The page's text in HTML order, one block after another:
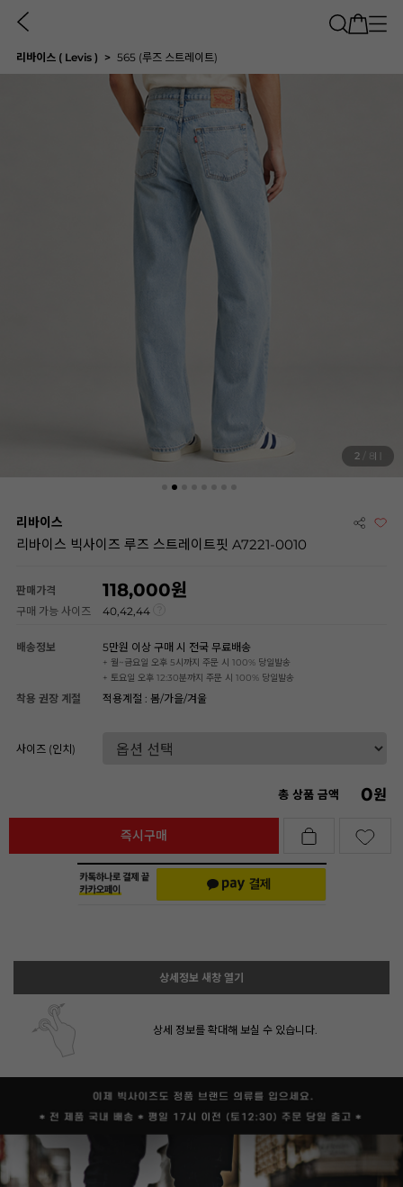
리바이스 ( Levis ) 565 (루즈 스트레이트)
2 / 8
리바이스
리바이스 빅사이즈 루즈 스트레이트핏 A7221-0010
판매가격 118,000
구매 가능 사이즈 40,42,44
배송정보 5만원 이상 구매 시 전국 무료배송
+ 월~금요일 오후 5시까지 주문 시 100% 당일발송
+ 토요일 오후 12:30분까지 주문 시 100% 당일발송
착용 권장 계절 적용계절 : 봄/가을/겨울
사이즈 (인치)
총 상품 금액 0원
즉시구매
상세정보 새창 열기
상세 정보를 확대해 보실 수 있습니다.